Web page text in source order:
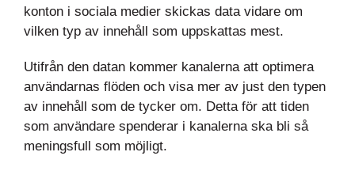
konton i sociala medier skickas data vidare om
vilken typ av innehåll som uppskattas mest.
Utifrån den datan kommer kanalerna att optimera
användarnas flöden och visa mer av just den typen
av innehåll som de tycker om. Detta för att tiden
som användare spenderar i kanalerna ska bli så
meningsfull som möjligt.